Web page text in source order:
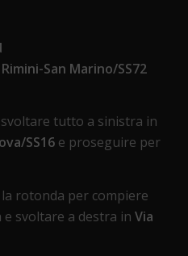
San Marino/SS72
tutto a sinistra in
SS16e proseguire per
rotonda per compiere
svoltare a destra in Via